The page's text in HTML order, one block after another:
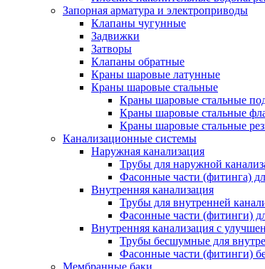
Запорная арматура и электроприводы
Клапаны чугунные
Задвижки
Затворы
Клапаны обратные
Краны шаровые латунные
Краны шаровые стальные
Краны шаровые стальные
Краны шаровые стальные
Краны шаровые стальные
Канализационные системы
Наружная канализация
Трубы для наружной
Фасонные части (фитинга)
Внутренняя канализация
Трубы для внутренней
Фасонные части (фитинги)
Внутренняя канализация с
Трубы бесшумные для
Фасонные части (фитинги)
Мембранные баки